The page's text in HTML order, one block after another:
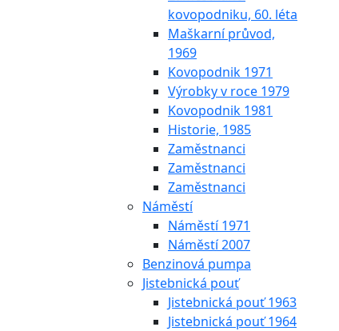
kovopodniku, 60. léta
Maškarní průvod,
1969
Kovopodnik 1971
Výrobky v roce 1979
Kovopodnik 1981
Historie, 1985
Zaměstnanci
Zaměstnanci
Zaměstnanci
Náměstí
Náměstí 1971
Náměstí 2007
Benzinová pumpa
Jistebnická pouť
Jistebnická pouť 1963
Jistebnická pouť 1964